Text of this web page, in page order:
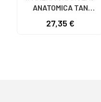
ANATOMICA TAN
PARA MUJER NEGRO
27,35 €